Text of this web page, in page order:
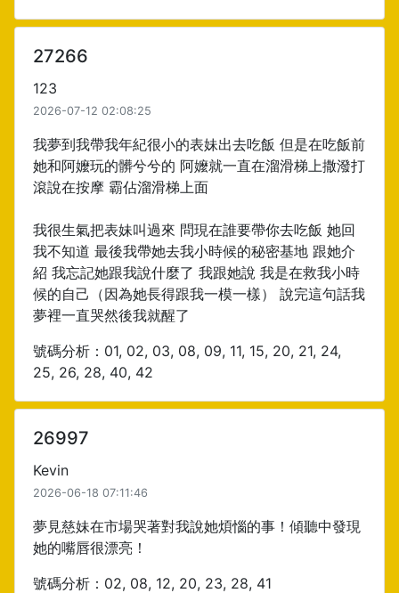
27266
123
2026-07-12 02:08:25
我夢到我帶我年紀很小的表妹出去吃飯 但是在吃飯前
她和阿嬤玩的髒兮兮的 阿嬤就一直在溜滑梯上撒潑打
滾說在按摩 霸佔溜滑梯上面
我很生氣把表妹叫過來 問現在誰要帶你去吃飯 她回
我不知道 最後我帶她去我小時候的秘密基地 跟她介
紹 我忘記她跟我說什麼了 我跟她說 我是在救我小時
候的自己（因為她長得跟我一模一樣） 說完這句話我
夢裡一直哭然後我就醒了
號碼分析：01, 02, 03, 08, 09, 11, 15, 20, 21, 24,
25, 26, 28, 40, 42
26997
Kevin
2026-06-18 07:11:46
夢見慈妹在市場哭著對我說她煩惱的事！傾聽中發現
她的嘴唇很漂亮！
號碼分析：02, 08, 12, 20, 23, 28, 41